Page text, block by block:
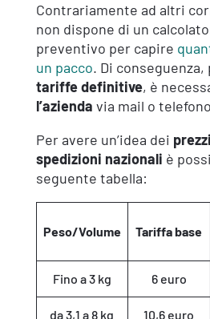
Contrariamente ad altri
non dispone di un
preventivo per capire
un pacco. Di
tariffe definitive, è
l’azienda via mail o
Per avere un’idea dei
spedizioni nazionali è
seguente tabella:
Peso/Volume Tariffa base
Fino a 3 kg 6 euro
da 3,1 a 8 kg 10,6 euro